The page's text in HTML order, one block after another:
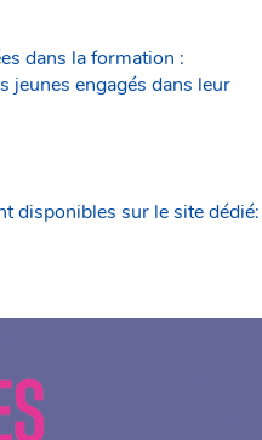
dans la formation :
jeunes engagés dans leur
disponibles sur le site dédié: